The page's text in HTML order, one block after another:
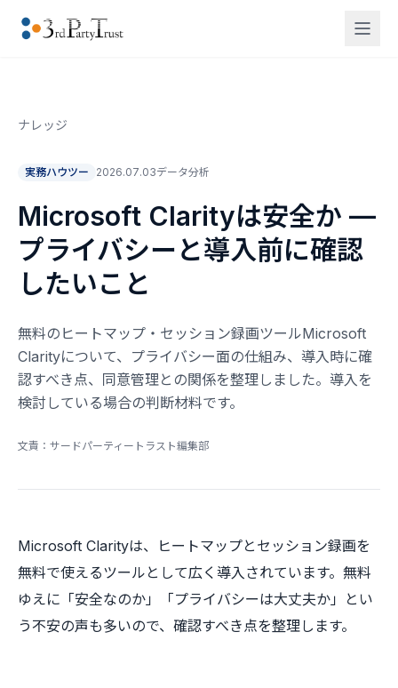
ナレッジ
実務ハウツー 2026.07.03データ分析
Microsoft Clarityは安全か —
プライバシーと導入前に確認
したいこと
無料のヒートマップ・セッション録画ツールMicrosoft
Clarityについて、プライバシー面の仕組み、導入時に確
認すべき点、同意管理との関係を整理しました。導入を
検討している場合の判断材料です。
文責：サードパーティートラスト編集部
Microsoft Clarityは、ヒートマップとセッション録画を
無料で使えるツールとして広く導入されています。無料
ゆえに「安全なのか」「プライバシーは大丈夫か」とい
う不安の声も多いので、確認すべき点を整理します。